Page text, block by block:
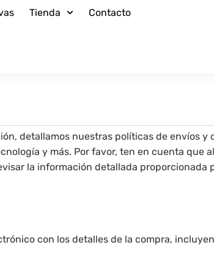
Tienda Contacto
detallamos nuestras políticas de envíos y
y más. Por favor, ten en cuenta que
la información detallada proporcionada
con los detalles de la compra,